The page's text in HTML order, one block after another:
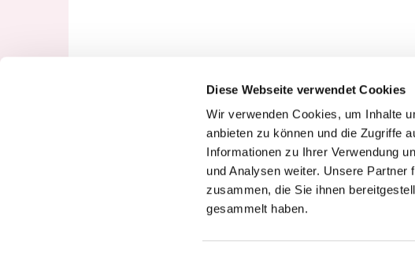
Diese Webseite verwendet Cookies
Wir verwenden Cookies, um Inhalte
anbieten zu können und die Zugriffe
Informationen zu Ihrer Verwendung
und Analysen weiter. Unsere
zusammen, die Sie ihnen
gesammelt haben.